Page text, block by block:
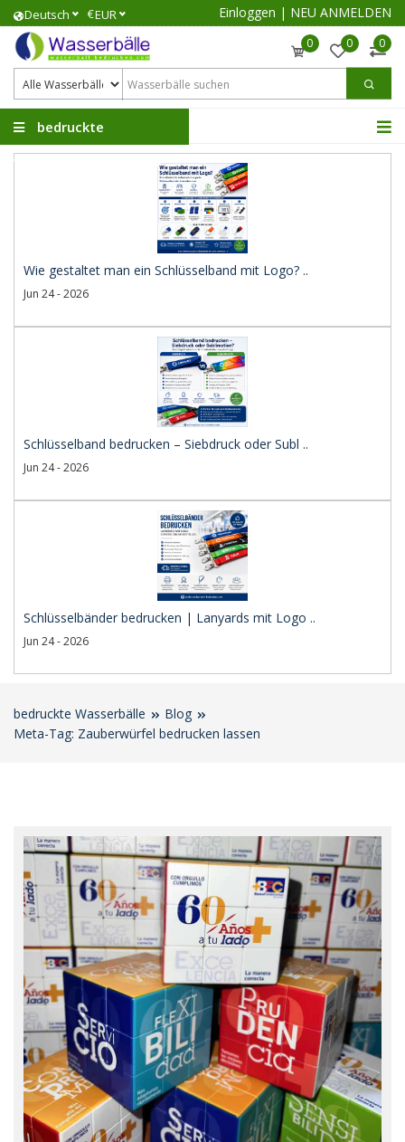
Deutsch €EUR Einloggen | NEU ANMELDEN
0 0 0
bedruckte
Wasserbälle
Wie gestaltet man ein Schlüsselband mit Logo? ..
Jun 24 - 2026
Schlüsselband bedrucken – Siebdruck oder Subl ..
Jun 24 - 2026
Schlüsselbänder bedrucken | Lanyards mit Logo ..
Jun 24 - 2026
bedruckte Wasserbälle
Blog
Meta-Tag: Zauberwürfel bedrucken lassen